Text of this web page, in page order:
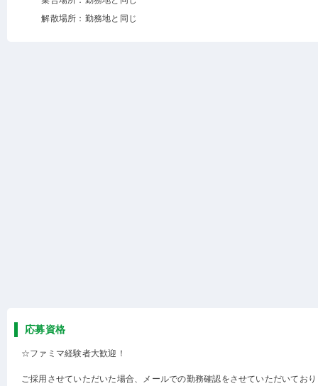
解散場所：勤務地と同じ
応募資格
☆ファミマ経験者大歓迎！
ご採用させていただいた場合、メールでの勤務確認をさせていただいてお